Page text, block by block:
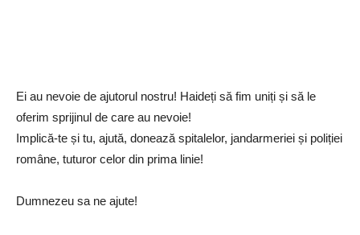
Ei au nevoie de ajutorul nostru! Haideți să fim uniți și să le
oferim sprijinul de care au nevoie!
Implică-te și tu, ajută, donează spitalelor, jandarmeriei și poliției
române, tuturor celor din prima linie!
Dumnezeu sa ne ajute!